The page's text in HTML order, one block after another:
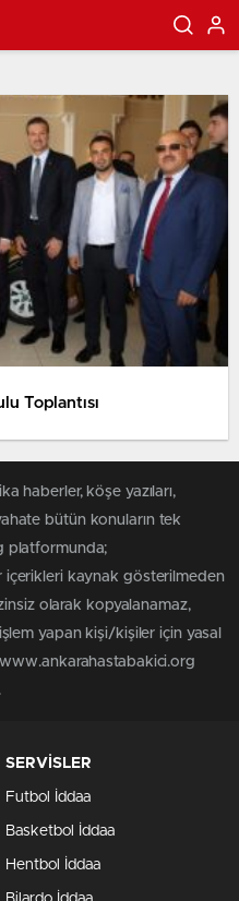
Toplantısı
haberler, köşe yazıları,
bütün konuların tek
platformunda;
kaynak gösterilmeden
olarak kopyalanamaz,
yapan kişi/kişiler için yasal
www.ankarahastabakici.org
SERVİSLER
Futbol İddaa
Basketbol İddaa
Hentbol İddaa